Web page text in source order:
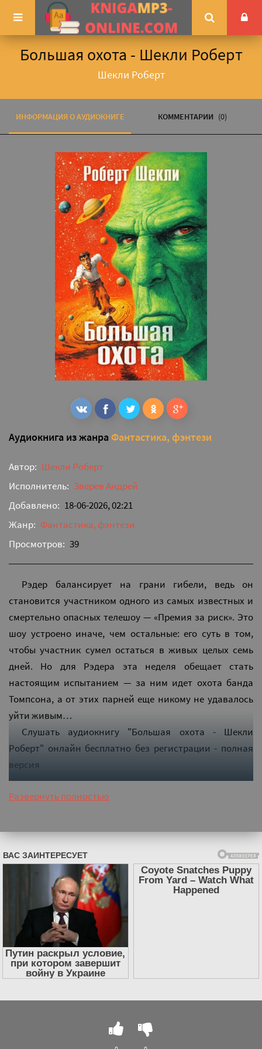
Большая охота - Шекли Роберт
Шекли Роберт
ИНФОРМАЦИЯ О АУДИОКНИГЕ КОММЕНТАРИИ (0)
Аудиокнига из жанра Фантастика, фэнтези
Автор: Шекли Роберт
Исполнитель: Зверев Андрей
Добавлено: 18-06-2026, 02:21
Жанр: Фантастика, фэнтези
Просмотров: 39
Рэдер балансирует на грани гибели, ведь он
становится участником одного из самых известных и
смертельно опасных телешоу — «Премия за риск». Это
шоу устроено иначе, чем остальные: его суть в том,
чтобы участник сумел остаться в живых целых семь
дней. Но для Рэдера эта неделя обещает стать
настоящим испытанием — за ним идет охота банда
Томпсона, а от этих парней еще никому не удавалось
уйти живым…
Слушать аудиокнигу "Большая охота - Шекли
Роберт" онлайн бесплатно без регистрации - полная
версия
Развернуть полностью